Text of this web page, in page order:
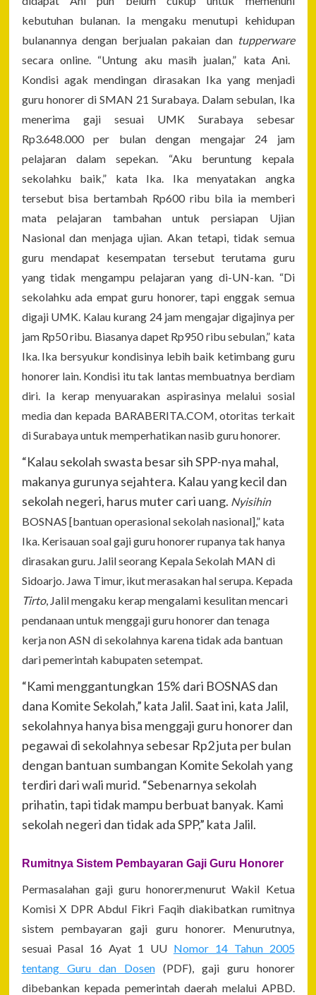
kebutuhan bulanan. Ia mengaku menutupi kehidupan
bulanannya dengan berjualan pakaian dan tupperware
secara online. “Untung aku masih jualan,” kata Ani.
Kondisi agak mendingan dirasakan Ika yang menjadi
guru honorer di SMAN 21 Surabaya. Dalam sebulan, Ika
menerima gaji sesuai UMK Surabaya sebesar
Rp3.648.000 per bulan dengan mengajar 24 jam
pelajaran dalam sepekan. “Aku beruntung kepala
sekolahku baik,” kata Ika. Ika menyatakan angka
tersebut bisa bertambah Rp600 ribu bila ia memberi
mata pelajaran tambahan untuk persiapan Ujian
Nasional dan menjaga ujian. Akan tetapi, tidak semua
guru mendapat kesempatan tersebut terutama guru
yang tidak mengampu pelajaran yang di-UN-kan. “Di
sekolahku ada empat guru honorer, tapi enggak semua
digaji UMK. Kalau kurang 24 jam mengajar digajinya per
jam Rp50 ribu. Biasanya dapet Rp950 ribu sebulan,” kata
Ika. Ika bersyukur kondisinya lebih baik ketimbang guru
honorer lain. Kondisi itu tak lantas membuatnya berdiam
diri. Ia kerap menyuarakan aspirasinya melalui sosial
media dan kepada BARABERITA.COM,otoritas terkait
di Surabaya untuk memperhatikan nasib guru honorer.
“Kalau sekolah swasta besar sih SPP-nya mahal,
makanya gurunya sejahtera. Kalau yang kecil dan
sekolah negeri, harus muter cari uang. Nyisihin
BOSNAS [bantuan operasional sekolah nasional],” kata
Ika. Kerisauan soal gaji guru honorer rupanya tak hanya
dirasakan guru. Jalil seorang Kepala Sekolah MAN di
Sidoarjo. Jawa Timur, ikut merasakan hal serupa. Kepada
Tirto, Jalil mengaku kerap mengalami kesulitan mencari
pendanaan untuk menggaji guru honorer dan tenaga
kerja non ASN di sekolahnya karena tidak ada bantuan
dari pemerintah kabupaten setempat.
“Kami menggantungkan 15% dari BOSNAS dan
dana Komite Sekolah,” kata Jalil. Saat ini, kata Jalil,
sekolahnya hanya bisa menggaji guru honorer dan
pegawai di sekolahnya sebesar Rp2 juta per bulan
dengan bantuan sumbangan Komite Sekolah yang
terdiri dari wali murid. “Sebenarnya sekolah
prihatin, tapi tidak mampu berbuat banyak. Kami
sekolah negeri dan tidak ada SPP,” kata Jalil.
Rumitnya Sistem Pembayaran Gaji Guru Honorer
Permasalahan gaji guru honorer,menurut Wakil Ketua
Komisi X DPR Abdul Fikri Faqih diakibatkan rumitnya
sistem pembayaran gaji guru honorer. Menurutnya,
sesuai Pasal 16 Ayat 1 UU Nomor 14 Tahun 2005
tentang Guru dan Dosen(PDF), gaji guru honorer
dibebankan kepada pemerintah daerah melalui APBD.